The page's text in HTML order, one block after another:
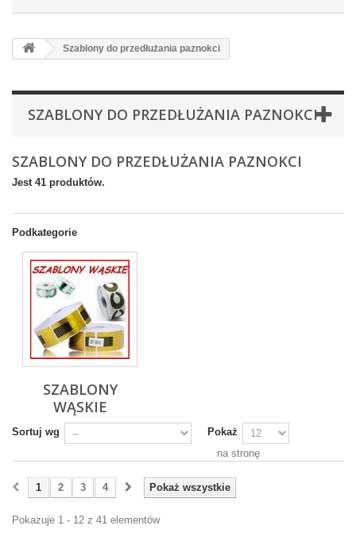
Szablony do przedłużania paznokci
SZABLONY DO PRZEDŁUŻANIA PAZNOKCI
SZABLONY DO PRZEDŁUŻANIA PAZNOKCI
Jest 41 produktów.
Podkategorie
SZABLONY
WĄSKIE
Sortuj wg
Pokaż
na stronę
Pokaż wszystkie
1 2 3 4
Pokazuje 1 - 12 z 41 elementów